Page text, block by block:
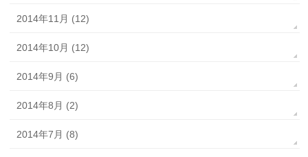
2014年11月 (12)
2014年10月 (12)
2014年9月 (6)
2014年8月 (2)
2014年7月 (8)